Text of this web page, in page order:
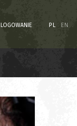
LOGOWANIE PL EN